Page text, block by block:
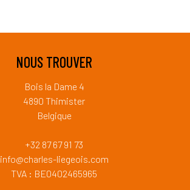
NOUS TROUVER
Bois la Dame 4
4890 Thimister
Belgique
+32 87 67 91 73
info@charles-liegeois.com
TVA : BE0402465965